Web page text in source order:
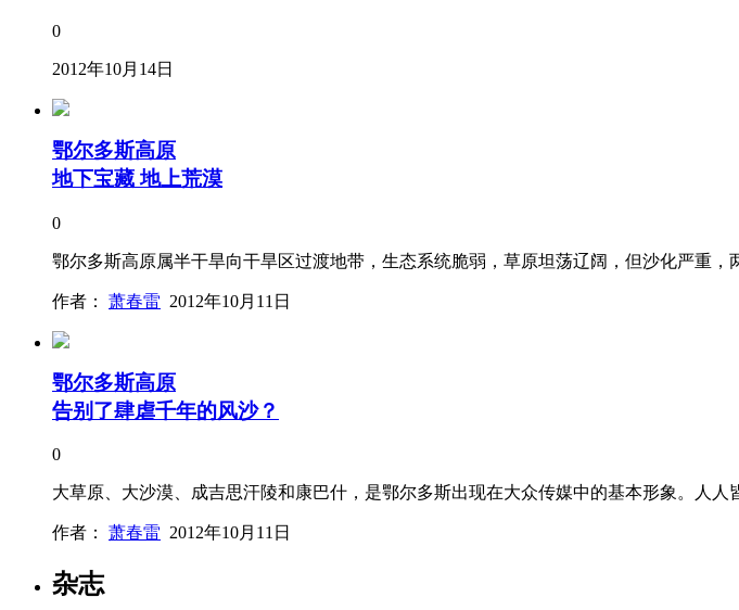
0
2012年10月14日
鄂尔多斯高原
地下宝藏 地上荒漠
0
鄂尔多斯高原属半干旱向干旱区过渡地带，生态系统脆弱，草原坦荡辽阔，但沙化严
作者： 萧春雷 2012年10月11日
鄂尔多斯高原
告别了肆虐千年的风沙？
0
大草原、大沙漠、成吉思汗陵和康巴什，是鄂尔多斯出现在大众传媒中的基本形象。人
作者： 萧春雷 2012年10月11日
杂志